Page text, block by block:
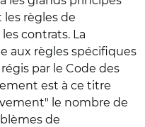
règles de
contrats. La
aux règles spécifiques
par le Code des
est à ce titre
le nombre de
de